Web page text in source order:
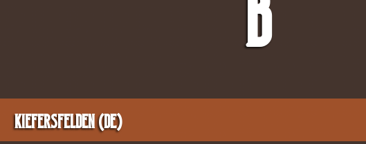
Kiefersfelden (DE)